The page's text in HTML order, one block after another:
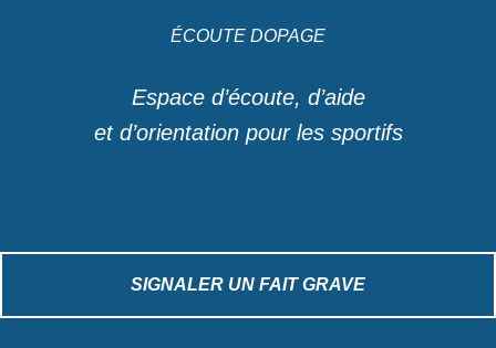
ÉCOUTE DOPAGE
Espace d’écoute, d’aide
et d’orientation pour les sportifs
SIGNALER UN FAIT GRAVE